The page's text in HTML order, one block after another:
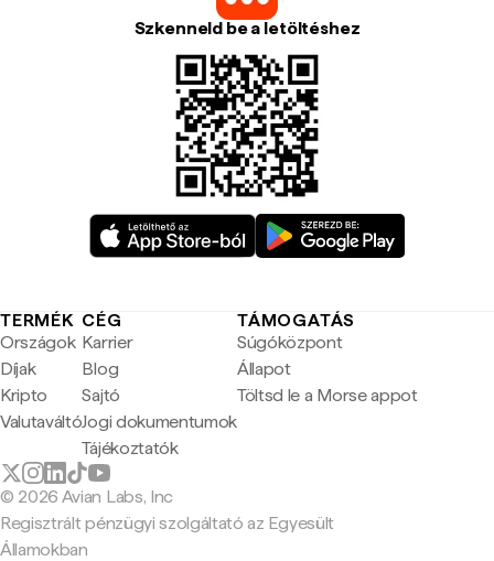
Szkenneld be a letöltéshez
TERMÉK
Országok
Díjak
Kripto
Valutaváltó
CÉG
Karrier
Blog
Sajtó
Jogi dokumentumok
Tájékoztatók
TÁMOGATÁS
Súgóközpont
Állapot
Töltsd le a Morse appot
© 2026 Avian Labs, Inc
Regisztrált pénzügyi szolgáltató az Egyesült
Államokban